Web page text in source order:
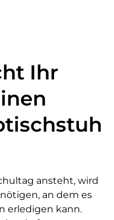
Ihr
ansteht, wird
an dem es
erledigen kann.